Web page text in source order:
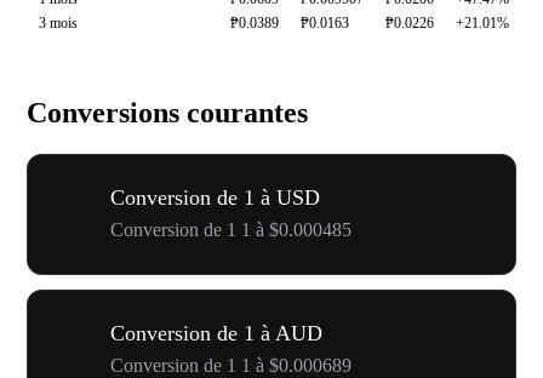
3 mois
₱0.0389 ₱0.0163 ₱0.0226 +21.01%
Conversions courantes
Conversion de 1 à USD
Conversion de 1 1 à $0.000485
Conversion de 1 à AUD
Conversion de 1 1 à $0.000689